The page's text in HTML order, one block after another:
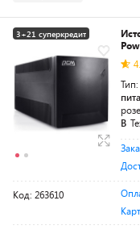
3+21 суперкредит
Разумная цена
Тип:
В
Код: 263610